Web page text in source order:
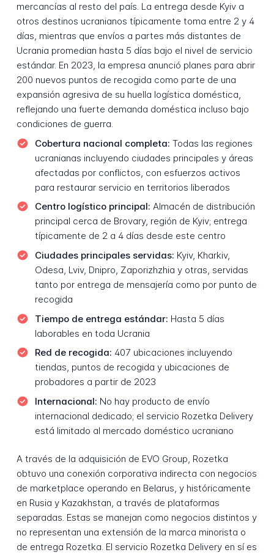
mercancías al resto del país. La entrega desde Kyiv a
otros destinos ucranianos típicamente toma entre 2 y 4
días, mientras que envíos a partes más distantes de
Ucrania promedian hasta 5 días bajo el nivel de servicio
estándar. En 2023, la empresa anunció planes para abrir
200 nuevos puntos de recogida como parte de una
expansión agresiva de su huella logística doméstica,
reflejando una fuerte demanda doméstica incluso bajo
condiciones de guerra.
Cobertura nacional completa: Todas las regiones
ucranianas incluyendo ciudades principales y áreas
afectadas por conflictos, con esfuerzos activos
para restaurar servicio en territorios liberados
Centro logístico principal: Almacén de distribución
principal cerca de Brovary, región de Kyiv; entrega
típicamente de 2 a 4 días desde este centro
Ciudades principales servidas: Kyiv, Kharkiv,
Odesa, Lviv, Dnipro, Zaporizhzhia y otras, servidas
tanto por entrega de mensajería como por punto de
recogida
Tiempo de entrega estándar: Hasta 5 días
laborables en toda Ucrania
Red de recogida: 407 ubicaciones incluyendo
tiendas, puntos de recogida y ubicaciones de
probadores a partir de 2023
Internacional: No hay producto de envío
internacional dedicado; el servicio Rozetka Delivery
está limitado al mercado doméstico ucraniano
A través de la adquisición de EVO Group, Rozetka
obtuvo una conexión corporativa indirecta con negocios
de marketplace operando en Belarus, y históricamente
en Rusia y Kazakhstan, a través de plataformas
separadas. Estas se manejan como negocios distintos y
no representan una extensión de la marca minorista o
de entrega Rozetka. El servicio Rozetka Delivery en sí es